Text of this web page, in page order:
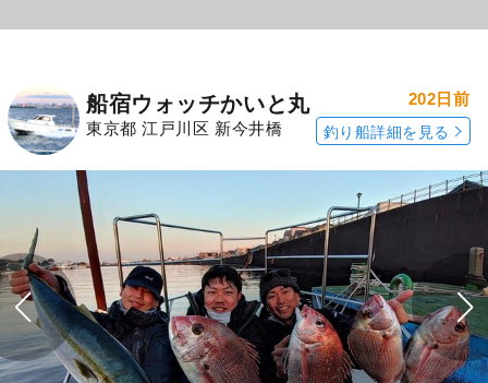
船宿ウォッチかいと丸
東京都 江戸川区 新今井橋
202日前
釣り船詳細を見る